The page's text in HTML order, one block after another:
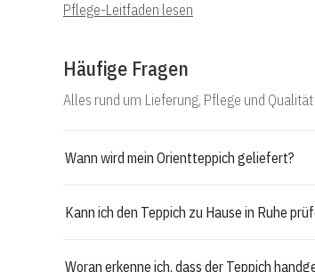
Pflege-Leitfaden lesen
Häufige Fragen
Alles rund um Lieferung, Pflege und
Wann wird mein Orientteppich geliefert?
Kann ich den Teppich zu Hause in Ruhe
Woran erkenne ich, dass der Teppich